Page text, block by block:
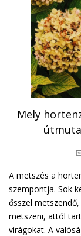
Mely
A metszés a
szempontja. Sok
ősszel
metszeni, attól
virágokat. A